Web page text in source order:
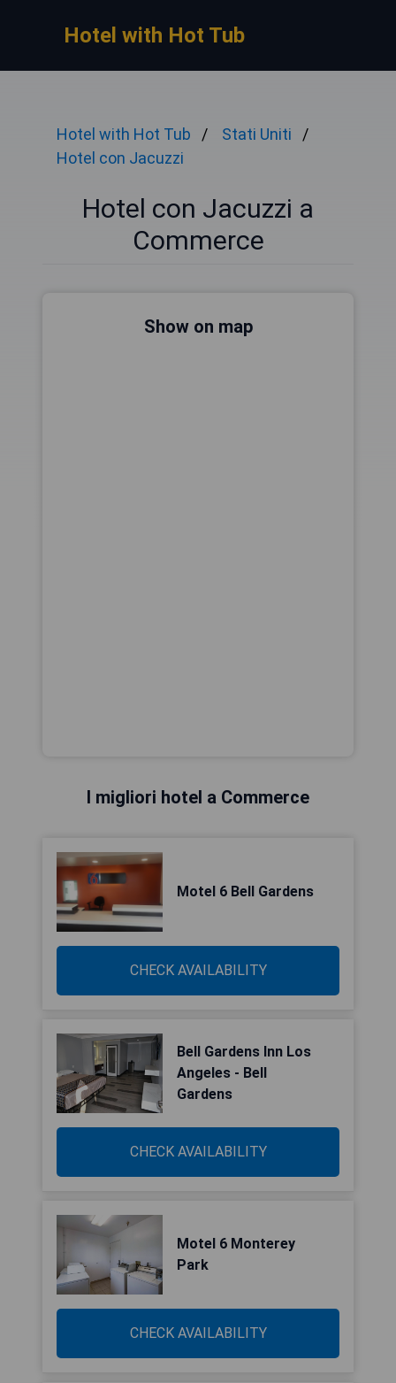
Hotel with Hot Tub
Hotel with Hot Tub
Stati Uniti
Hotel con Jacuzzi
Hotel con Jacuzzi a
Commerce
Show on map
I migliori hotel a Commerce
Motel 6 Bell Gardens
CHECK AVAILABILITY
Bell Gardens Inn Los
Angeles - Bell
Gardens
CHECK AVAILABILITY
Motel 6 Monterey
Park
CHECK AVAILABILITY